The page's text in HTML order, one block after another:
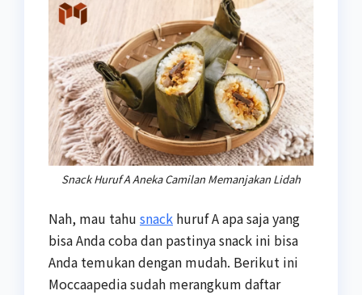
Snack Huruf A Aneka Camilan Memanjakan Lidah
Nah, mau tahu snack huruf A apa saja yang
bisa Anda coba dan pastinya snack ini bisa
Anda temukan dengan mudah. Berikut ini
Moccaapedia sudah merangkum daftar